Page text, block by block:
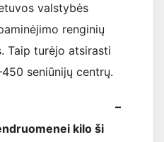
valstybės
renginių
Taip turėjo atsirasti
seniūnijų centrų.
–
kilo ši